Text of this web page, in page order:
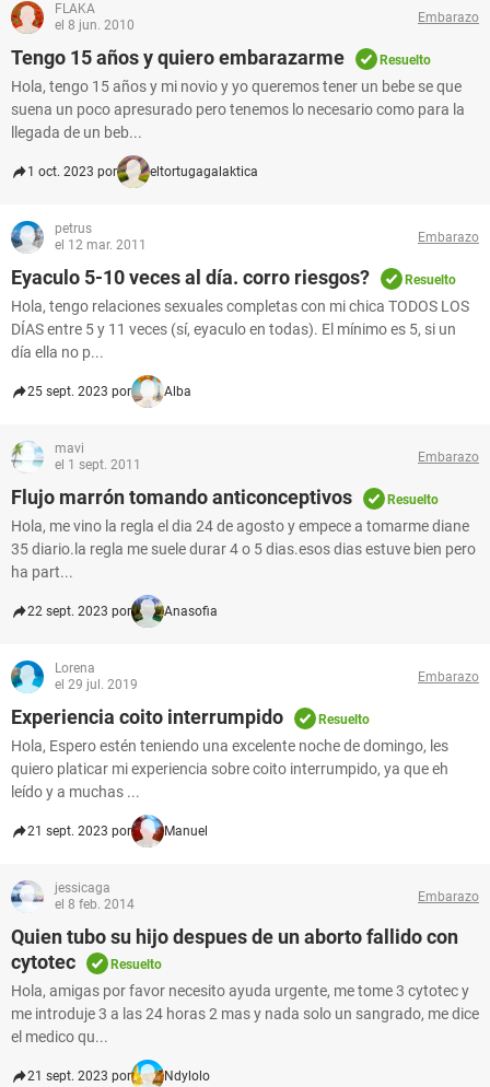
FLAKA
el 8 jun. 2010
Embarazo
Tengo 15 años y quiero embarazarme Resuelto
Hola, tengo 15 años y mi novio y yo queremos tener un bebe se que
suena un poco apresurado pero tenemos lo necesario como para la
llegada de un beb...
1 oct. 2023 por eltortugagalaktica
petrus
el 12 mar. 2011
Embarazo
Eyaculo 5-10 veces al día. corro riesgos? Resuelto
Hola, tengo relaciones sexuales completas con mi chica TODOS LOS
DÍAS entre 5 y 11 veces (sí, eyaculo en todas). El mínimo es 5, si un
día ella no p...
25 sept. 2023 por Alba
mavi
el 1 sept. 2011
Embarazo
Flujo marrón tomando anticonceptivos Resuelto
Hola, me vino la regla el dia 24 de agosto y empece a tomarme diane
35 diario.la regla me suele durar 4 o 5 dias.esos dias estuve bien pero
ha part...
22 sept. 2023 por Anasofia
Lorena
el 29 jul. 2019
Embarazo
Experiencia coito interrumpido Resuelto
Hola, Espero estén teniendo una excelente noche de domingo, les
quiero platicar mi experiencia sobre coito interrumpido, ya que eh
leído y a muchas ...
21 sept. 2023 por Manuel
jessicaga
el 8 feb. 2014
Embarazo
Quien tubo su hijo despues de un aborto fallido con
cytotec
Resuelto
Hola, amigas por favor necesito ayuda urgente, me tome 3 cytotec y
me introduje 3 a las 24 horas 2 mas y nada solo un sangrado, me dice
el medico qu...
21 sept. 2023 por Ndylolo